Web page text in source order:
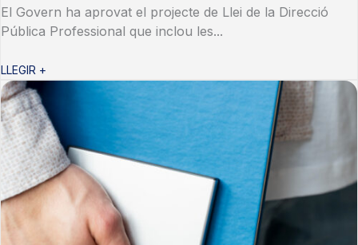
El Govern ha aprovat el projecte de Llei de la Direcció
Pública Professional que inclou les...
LLEGIR +